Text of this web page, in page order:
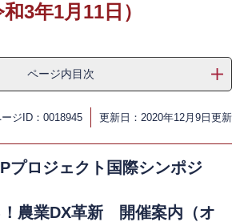
3年1月11日）
ページ内目次
ジID：0018945 更新日：2020年12月9日更新
ロジェクト国際シンポジ
！農業DX革新 開催案内（オ